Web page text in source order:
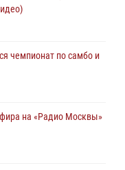
чемпионат по самбо и
на «Радио Москвы»